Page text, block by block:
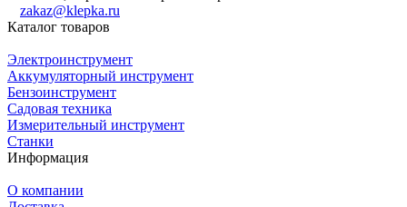
zakaz@klepka.ru
Каталог товаров
Электроинструмент
Аккумуляторный инструмент
Бензоинструмент
Садовая техника
Измерительный инструмент
Станки
Информация
О компании